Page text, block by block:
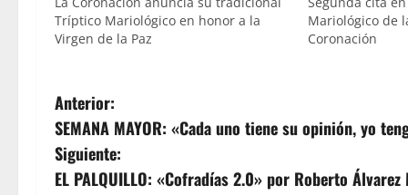
Tríptico Mariológico en honor a la
Virgen de la Paz
Mariológico de
Coronación
N
a
v
Anterior:
SEMANA MAYOR: «Cada uno tiene su opinión, yo
Siguiente:
EL PALQUILLO: «Cofradías 2.0» por Roberto